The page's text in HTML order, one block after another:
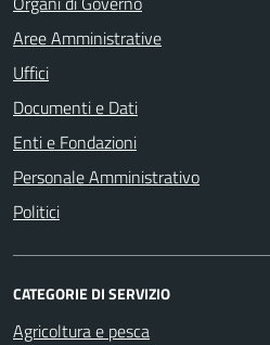
Aree Amministrative
Uffici
Documenti e Dati
Enti e Fondazioni
Personale Amministrativo
Politici
CATEGORIE DI SERVIZIO
Agricoltura e pesca